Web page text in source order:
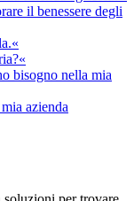
il benessere degli
bisogno nella mia
azienda